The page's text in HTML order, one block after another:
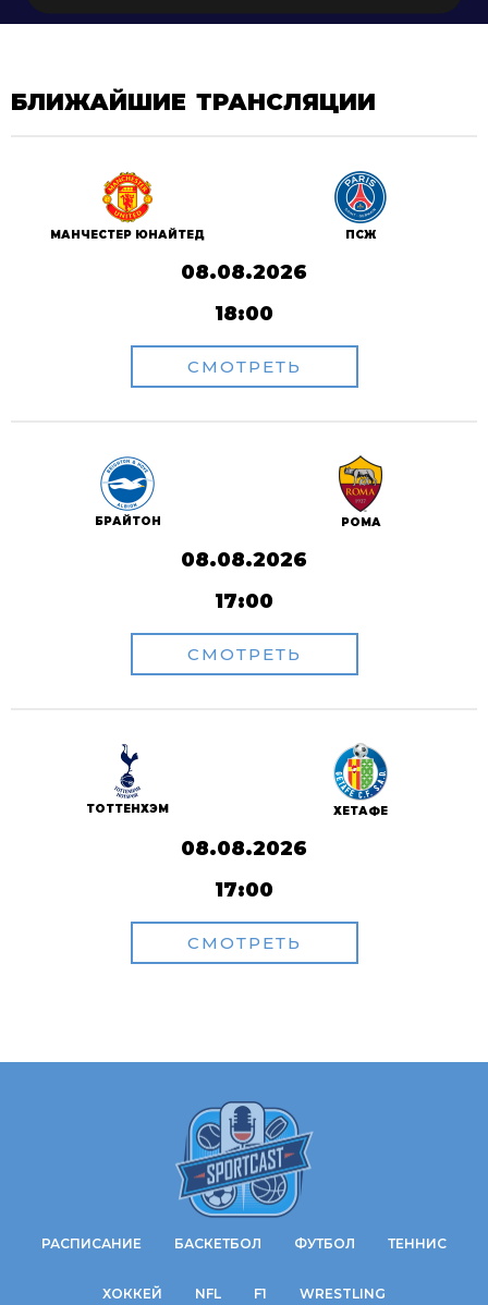
БЛИЖАЙШИЕ ТРАНСЛЯЦИИ
МАНЧЕСТЕР ЮНАЙТЕД ПСЖ
08.08.2026
18:00
СМОТРЕТЬ
БРАЙТОН РОМА
08.08.2026
17:00
СМОТРЕТЬ
ТОТТЕНХЭМ ХЕТАФЕ
08.08.2026
17:00
СМОТРЕТЬ
РАСПИСАНИЕ БАСКЕТБОЛ ФУТБОЛ ТЕННИС
ХОККЕЙ NFL F1 WRESTLING